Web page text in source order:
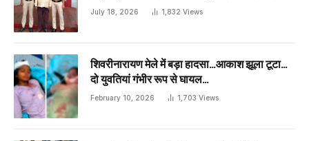
July 18, 2026 1,832 Views
शिवरीनारायण मेले में बड़ा हादसा…आकाश झूला टूटा…
दो युवतियां गंभीर रूप से घायल…
February 10, 2026 1,703 Views